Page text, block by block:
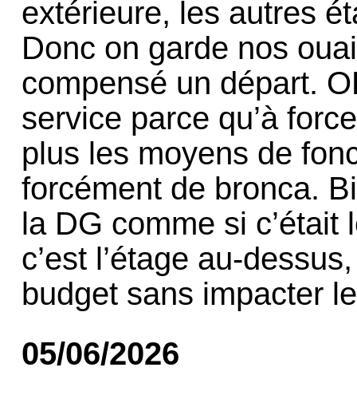
extérieure, les autres
Donc on garde nos
compensé un départ.
service parce qu’à
plus les moyens de
forcément de bronca.
la DG comme si
c’est l’étage au-
budget sans impacter
05/06/2026